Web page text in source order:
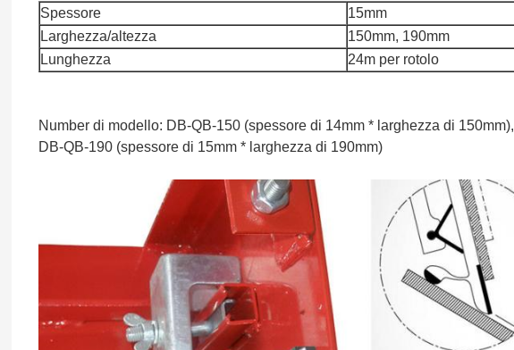
Spessore
15mm
Larghezza/altezza
150mm, 190mm
Lunghezza
24m per rotolo
Number di modello: DB-QB-150 (spessore di 14mm * larghezza di 150mm),
DB-QB-190 (spessore di 15mm * larghezza di 190mm)